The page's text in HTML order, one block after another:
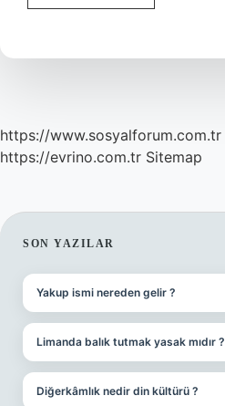
Lik
Kaç
https://www.sosyalforum.com.tr
https://evrino.com.tr Sitemap
SIDEBAR
SON YAZILAR
Yakup ismi nereden gelir ?
Limanda balık tutmak yasak mıdır ?
Diğerkâmlık nedir din kültürü ?